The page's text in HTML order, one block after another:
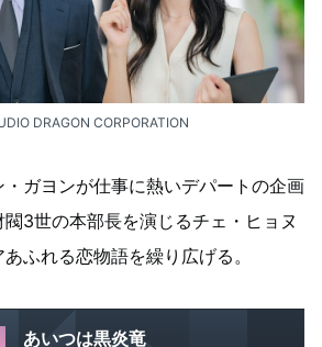
DRAGON CORPORATION
・ガヨンが仕事に熱いデパートの企画
3世の本部長を演じるチェ・ヒョヌ
ふれる恋物語を繰り広げる。
あいつは黒炎竜